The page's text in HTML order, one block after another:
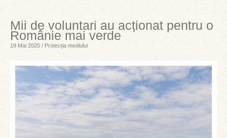
Mii de voluntari au acționat pentru o
Românie mai verde
19 Mai 2025 / Protecția mediului